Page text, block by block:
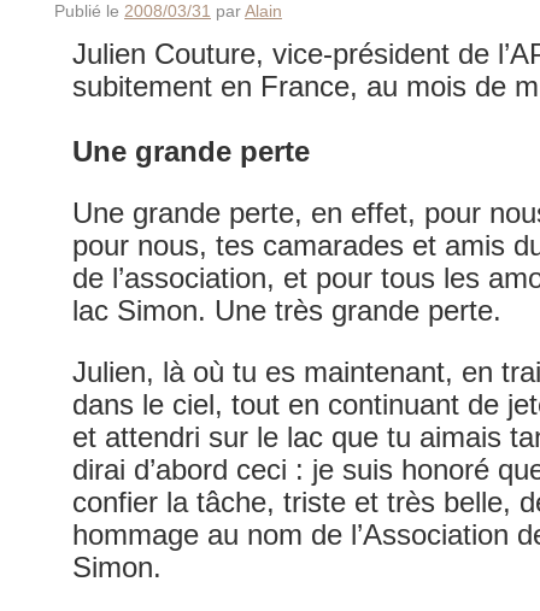
Publié le 2008/03/31 parAlain
Julien Couture, vice-président de
subitement en France, au mois de
Une grande perte
Une grande perte, en effet, pour
pour nous, tes camarades et amis
de l’association, et pour tous les
lac Simon. Une très grande perte.
Julien, là où tu es maintenant, en
dans le ciel, tout en continuant de
et attendri sur le lac que tu aimais
dirai d’abord ceci : je suis honoré
confier la tâche, triste et très belle,
hommage au nom de l’Association
Simon.